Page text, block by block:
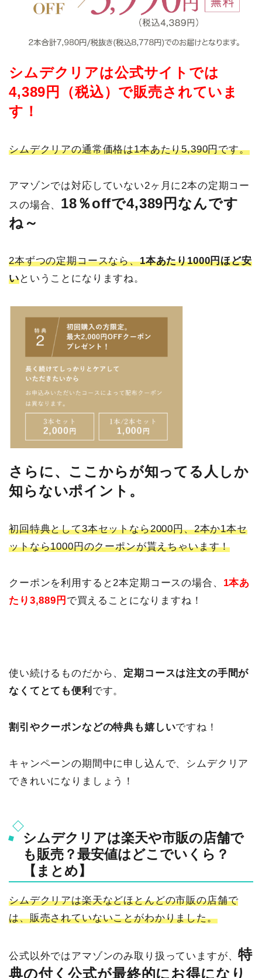
シムデクリアは公式サイトでは
4,389円（税込）で販売されていま
す！
シムデクリアの通常価格は1本あたり5,390円です。
アマゾンでは対応していない2ヶ月に2本の定期コー
スの場合、 18％offで4,389円なんです
ね～
2本ずつの定期コースなら、1本あたり1000円ほど安
いということになりますね。
さらに、ここからが知ってる人しか
知らないポイント。
初回特典として3本セットなら2000円、2本か1本セ
ットなら1000円のクーポンが貰えちゃいます！
クーポンを利用すると2本定期コースの場合、 1本あ
たり3,889円 で買えることになりますね！
使い続けるものだから、 定期コースは注文の手間が
なくてとても便利 です。
割引やクーポンなどの特典も嬉しいですね！
キャンペーンの期間中に申し込んで、シムデクリア
できれいになりましょう！
シムデクリアは楽天や市販の店舗で
も販売？最安値はどこでいくら？
【まとめ】
シムデクリアは楽天などほとんどの市販の店舗で
は、販売されていないことがわかりました。
公式以外ではアマゾンのみ取り扱っていますが、特
典の付く公式が最終的にお得になり